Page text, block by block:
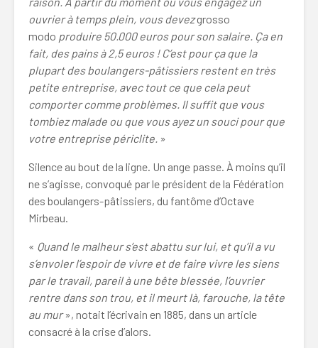
ouvrier à temps plein, vous devezgrosso
modo produire 50.000 euros pour son salaire. Ça en
fait, des pains à 2,5 euros ! C’est pour ça que la
plupart des boulangers-pâtissiers restent en très
petite entreprise, avec tout ce que cela peut
comporter comme problèmes. Il suffit que vous
tombiez malade ou que vous ayez un souci pour que
votre entreprise périclite. »
Silence au bout de la ligne. Un ange passe. À moins qu’il
ne s’agisse, convoqué par le président de la Fédération
des boulangers-pâtissiers, du fantôme d’Octave
Mirbeau.
« Quand le malheur s’est abattu sur lui, et qu’il a vu
s’envoler l’espoir de vivre et de faire vivre les siens
par le travail, pareil à une bête blessée, l’ouvrier
rentre dans son trou, et il meurt là, farouche, la tête
au mur», notait l’écrivain en 1885, dans un article
consacré à la crise d’alors.